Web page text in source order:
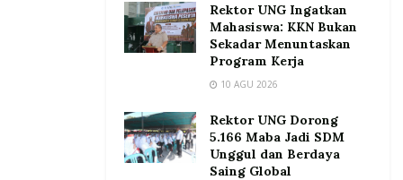
Rektor UNG Ingatkan
Mahasiswa: KKN Bukan
Sekadar Menuntaskan
Program Kerja
10 AGU 2026
Rektor UNG Dorong
5.166 Maba Jadi SDM
Unggul dan Berdaya
Saing Global